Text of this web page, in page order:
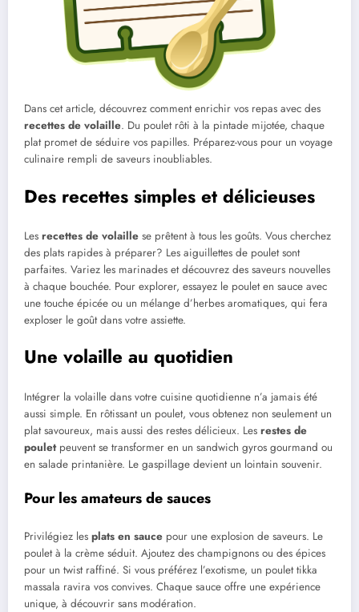
Dans cet article, découvrez comment enrichir vos repas avec des
recettes de volaille. Du poulet rôti à la pintade mijotée, chaque
plat promet de séduire vos papilles. Préparez-vous pour un voyage
culinaire rempli de saveurs inoubliables.
Des recettes simples et délicieuses
Les recettes de volaille se prêtent à tous les goûts. Vous cherchez
des plats rapides à préparer? Les aiguillettes de poulet sont
parfaites. Variez les marinades et découvrez des saveurs nouvelles
à chaque bouchée. Pour explorer, essayez le poulet en sauce avec
une touche épicée ou un mélange d’herbes aromatiques, qui fera
exploser le goût dans votre assiette.
Une volaille au quotidien
Intégrer la volaille dans votre cuisine quotidienne n’a jamais été
aussi simple. En rôtissant un poulet, vous obtenez non seulement un
plat savoureux, mais aussi des restes délicieux. Les restes de
pouletpeuvent se transformer en un sandwich gyros gourmand ou
en salade printanière. Le gaspillage devient un lointain souvenir.
Pour les amateurs de sauces
Privilégiez les plats en sauce pour une explosion de saveurs. Le
poulet à la crème séduit. Ajoutez des champignons ou des épices
pour un twist raffiné. Si vous préférez l’exotisme, un poulet tikka
massala ravira vos convives. Chaque sauce offre une expérience
unique, à découvrir sans modération.